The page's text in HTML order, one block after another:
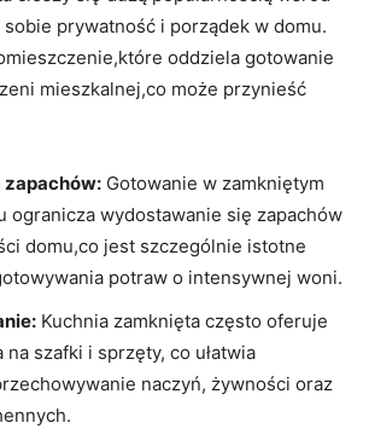
prywatność i porządek w domu.
oddziela gotowanie
mieszkalnej,co może przynieść
Gotowanie w zamkniętym
ogranicza wydostawanie się zapachów
domu,co jest szczególnie istotne
potraw o intensywnej woni.
Kuchnia zamknięta często oferuje
szafki i sprzęty, co ułatwia
naczyń, żywności oraz